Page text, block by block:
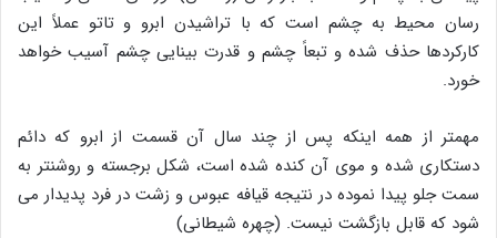
رسان محیط به چشم است که با تراشیدن ابرو و تاتو عملاً این
کارکردها حذف شده و تبعاً چشم و قدرت بینایی چشم آسیب خواهد
خورد.
مهمتر از همه اینکه پس از چند سال آن قسمت از ابرو که دائم
دستکاری شده و موی آن کنده شده است، شکل برجسته و روشنتر به
سمت جلو پیدا نموده در نتیجه قیافه عبوس و زشت در فرد پدیدار می
شود که قابل بازگشت نیست. (چهره شیطانی)